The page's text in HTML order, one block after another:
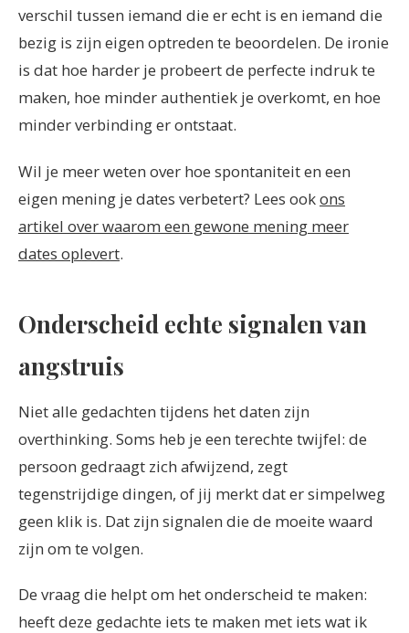
verschil tussen iemand die er echt is en iemand die
bezig is zijn eigen optreden te beoordelen. De ironie
is dat hoe harder je probeert de perfecte indruk te
maken, hoe minder authentiek je overkomt, en hoe
minder verbinding er ontstaat.
Wil je meer weten over hoe spontaniteit en een
eigen mening je dates verbetert? Lees ookons
artikel over waarom een gewone mening meer
dates oplevert.
Onderscheid echte signalen van
angstruis
Niet alle gedachten tijdens het daten zijn
overthinking. Soms heb je een terechte twijfel: de
persoon gedraagt zich afwijzend, zegt
tegenstrijdige dingen, of jij merkt dat er simpelweg
geen klik is. Dat zijn signalen die de moeite waard
zijn om te volgen.
De vraag die helpt om het onderscheid te maken:
heeft deze gedachte iets te maken met iets wat ik